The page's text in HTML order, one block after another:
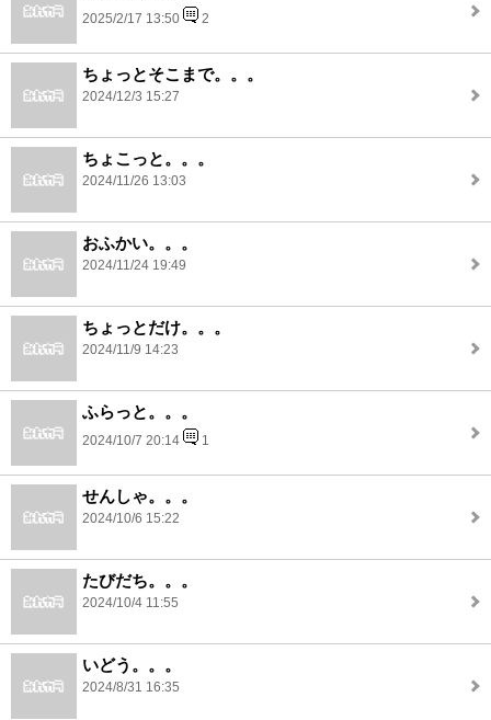
2025/2/17 13:50 2
ちょっとそこまで。。。
2024/12/3 15:27
ちょこっと。。。
2024/11/26 13:03
おふかい。。。
2024/11/24 19:49
ちょっとだけ。。。
2024/11/9 14:23
ふらっと。。。
2024/10/7 20:14 1
せんしゃ。。。
2024/10/6 15:22
たびだち。。。
2024/10/4 11:55
いどう。。。
2024/8/31 16:35